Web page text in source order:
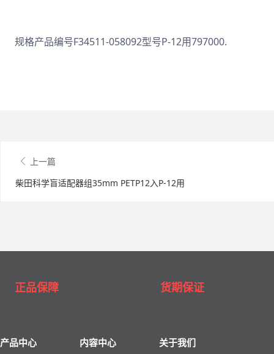
规格产品编号F34511-058092型号P-12用797000.
上一篇
柴田科学盲适配器组35mm PETP12入P-12用
正品保障 货期保证
产品中心 内容中心 关于我们